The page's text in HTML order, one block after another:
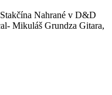
Nahrané v D&D
Mikuláš Grundza Gitara,